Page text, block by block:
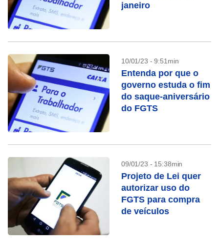
janeiro
10/01/23 - 9:51min
Entenda por que o
governo estuda o fim
do saque-aniversário
do FGTS
09/01/23 - 15:38min
Projeto de Lei quer
autorizar uso do
FGTS para compra
de veículos